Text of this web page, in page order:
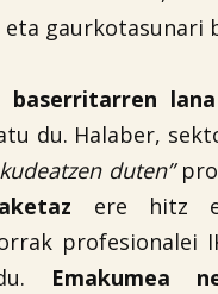
gaurkotasunari
baserritarren
du. Halaber,
duten”
ere hitz
profesionalei
Emakumea